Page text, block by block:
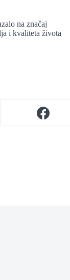
na značaj
i kvaliteta života